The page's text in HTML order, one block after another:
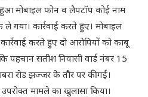
मोबाइल फोन व लैपटॉप कोई नाम
ले गया। कार्रवाई करते हुए। मोबाइल
करते हुए दो आरोपियों को काबू
पहचान सतीश निवासी वार्ड नंबर 15
रोड झज्जर के तौर पर की गई।
मामले का खुलासा किया।